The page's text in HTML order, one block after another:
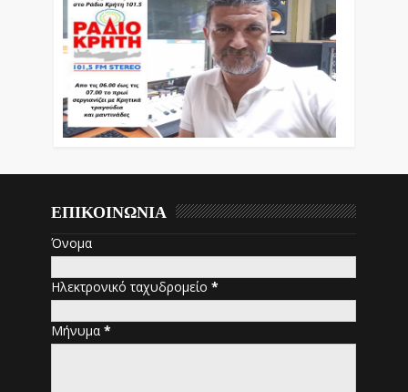
ΕΠΙΚΟΙΝΩΝΙΑ
Όνομα
Ηλεκτρονικό ταχυδρομείο*
Μήνυμα*